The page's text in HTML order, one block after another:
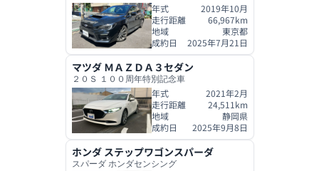
年式
2019年10月
走行距離
66,967km
地域
東京都
成約日
2025年7月21日
マツダ ＭＡＺＤＡ３セダン
２０Ｓ １００周年特別記念車
年式
2021年2月
走行距離
24,511 km
地域
静岡県
成約日
2025年9月8日
ホンダ ステップワゴンスパーダ
スパーダ ホンダセンシング